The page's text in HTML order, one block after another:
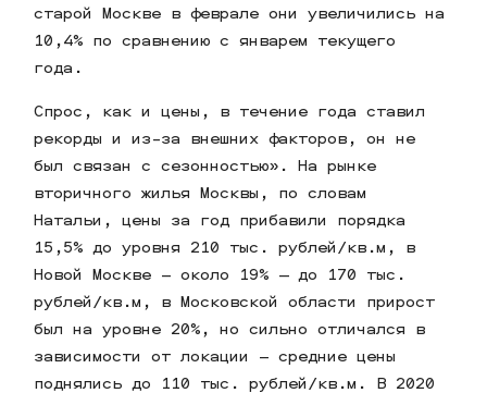
старой Москве в феврале они увеличились на
10,4% по сравнению с январем текущего
года.
Спрос, как и цены, в течение года ставил
рекорды и из-за внешних факторов, он не
был связан с сезонностью». На рынке
вторичного жилья Москвы, по словам
Натальи, цены за год прибавили порядка
15,5% до уровня 210 тыс. рублей/кв.м, в
Новой Москве – около 19% — до 170 тыс.
рублей/кв.м, в Московской области прирост
был на уровне 20%, но сильно отличался в
зависимости от локации – средние цены
поднялись до 110 тыс. рублей/кв.м. В 2020